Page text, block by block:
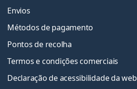
Envios
Métodos de pagamento
Pontos de recolha
Termos e condições comerciais
Declaração de acessibilidade da web